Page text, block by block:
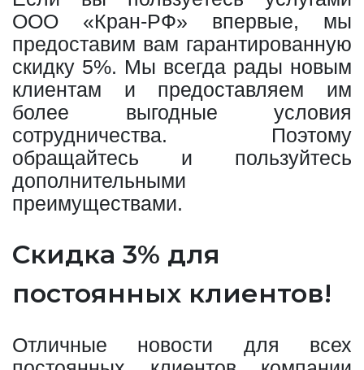
ООО «Кран-РФ» впервые, мы
предоставим вам гарантированную
скидку 5%. Мы всегда рады новым
клиентам и предоставляем им
более выгодные условия
сотрудничества. Поэтому
обращайтесь и пользуйтесь
дополнительными
преимуществами.
Скидка 3% для
постоянных клиентов!
Отличные новости для всех